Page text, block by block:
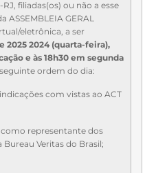
filiadas(os) ou não a esse
GERAL
eletrônica​, a ser
2025 2024 (quarta-feira),
e às 18h30 em segunda
ordem do dia:
com vistas ao ACT
como representante dos
Veritas do Brasil;